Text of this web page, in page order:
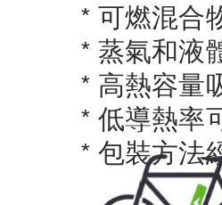
* 可燃混合
* 蒸氣和液
* 高熱容量
* 低導熱率
* 包裝方法